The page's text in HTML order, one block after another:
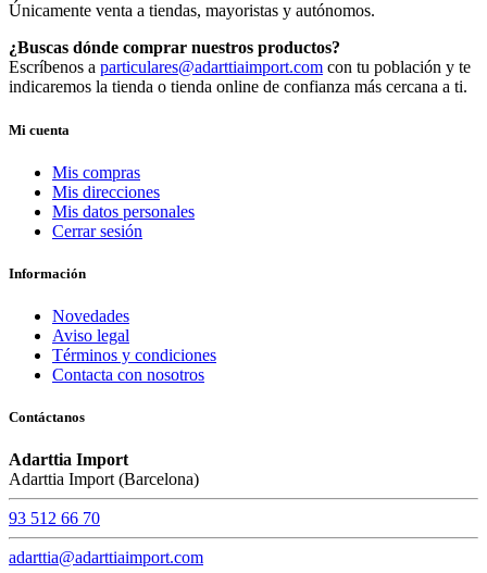
Únicamente venta a tiendas, mayoristas y autónomos.
¿Buscas dónde comprar nuestros productos?
Escríbenos a particulares@adarttiaimport.com con tu población y te
indicaremos la tienda o tienda online de confianza más cercana a ti.
Mi cuenta
Mis compras
Mis direcciones
Mis datos personales
Cerrar sesión
Información
Novedades
Aviso legal
Términos y condiciones
Contacta con nosotros
Contáctanos
Adarttia Import
Adarttia Import (Barcelona)
93 512 66 70
adarttia@adarttiaimport.com